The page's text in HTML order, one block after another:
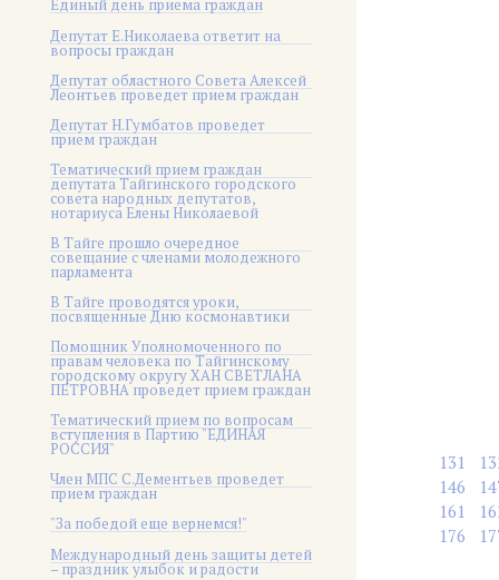
Единый день приема граждан
Депутат Е.Николаева ответит на
вопросы граждан
Депутат областного Совета Алексей
Леонтьев проведет прием граждан
Депутат Н.Гумбатов проведет
прием граждан
Тематический прием граждан
депутата Тайгинского городского
совета народных депутатов,
нотариуса Елены Николаевой
В Тайге прошло очередное
совещание с членами молодежного
парламента
В Тайге проводятся уроки,
посвященные Дню космонавтики
Помощник Уполномоченного по
правам человека по Тайгинскому
городскому округу ХАН СВЕТЛАНА
ПЕТРОВНА проведет прием граждан
Тематический прием по вопросам
вступления в Партию "ЕДИНАЯ
РОССИЯ"
Член МПС С.Дементьев проведет
прием граждан
"За победой еще вернемся!"
Международный день защиты детей
– праздник улыбок и радости
131
146
161
176